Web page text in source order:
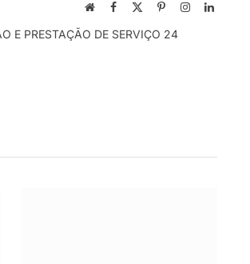
Local
rede
Facebook PinterestInstagramLinkedIn
E PRESTAÇÃO DE SERVIÇO 24